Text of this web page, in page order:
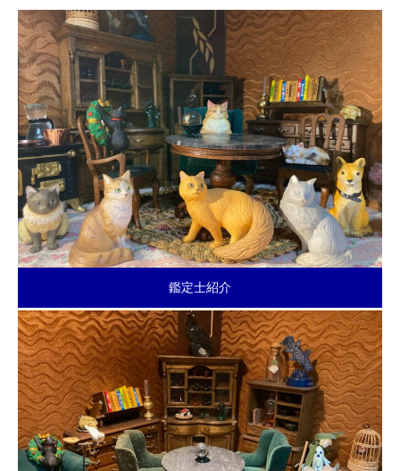
鑑定士紹介